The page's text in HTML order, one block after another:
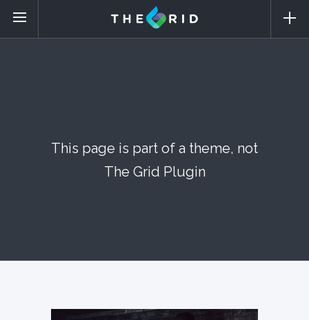
This page is part of a theme, not
The Grid Plugin